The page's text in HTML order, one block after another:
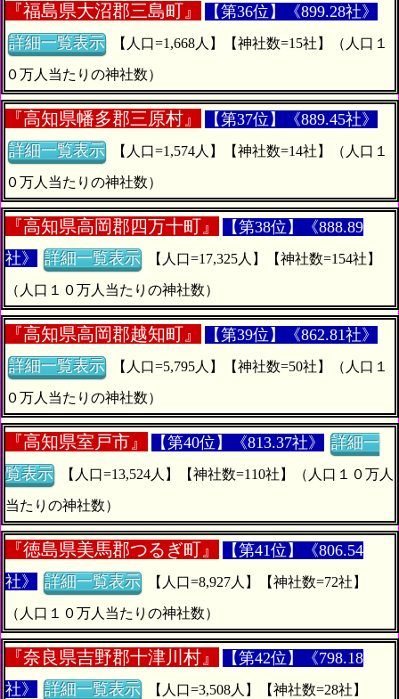
『福島県大沼郡三島町』
【第36位】《899.28社》
詳細一覧表示
０万人当たりの神社数）
『高知県幡多郡三原村』
【第37位】《889.45社》
詳細一覧表示
０万人当たりの神社数）
『高知県高岡郡四万十町』
【第38位】《888.89
社》
詳細一覧表示
（人口１０万人当たりの神社数）
『高知県高岡郡越知町』
【第39位】《862.81社》
詳細一覧表示
０万人当たりの神社数）
『高知県室戸市』 【第40位】《813.37社》
詳細一
覧表示
当たりの神社数）
『徳島県美馬郡つるぎ町』
【第41位】《806.54
社》
詳細一覧表示
（人口１０万人当たりの神社数）
『奈良県吉野郡十津川村』
【第42位】《798.18
社》
詳細一覧表示